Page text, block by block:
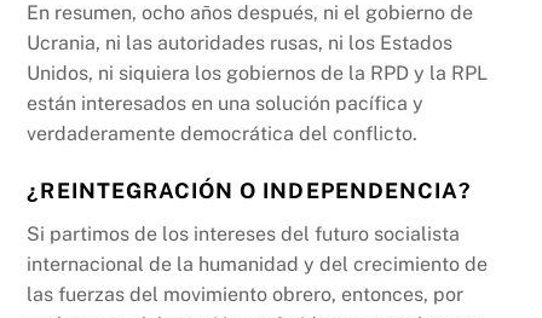
En resumen, ocho años después, ni el gobierno de
Ucrania, ni las autoridades rusas, ni los Estados
Unidos, ni siquiera los gobiernos de la RPD y la RPL
están interesados en una solución pacífica y
verdaderamente democrática del conflicto.
¿REINTEGRACIÓN O INDEPENDENCIA?
Si partimos de los intereses del futuro socialista
internacional de la humanidad y del crecimiento de
las fuerzas del movimiento obrero, entonces, por